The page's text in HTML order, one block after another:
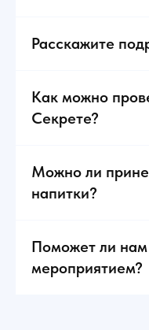
Расскажите
Как можно
Секрете?
Можно ли
напитки?
Поможет ли нам
мероприятием?